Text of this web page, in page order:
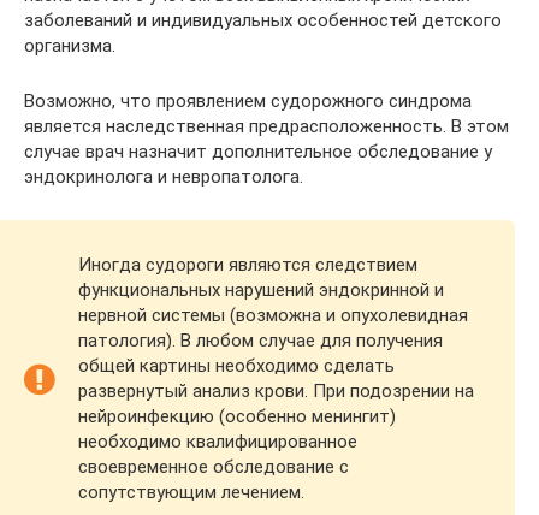
заболеваний и индивидуальных особенностей детского
организма.
Возможно, что проявлением судорожного синдрома
является наследственная предрасположенность. В этом
случае врач назначит дополнительное обследование у
эндокринолога и невропатолога.
Иногда судороги являются следствием
функциональных нарушений эндокринной и
нервной системы (возможна и опухолевидная
патология). В любом случае для получения
общей картины необходимо сделать
развернутый анализ крови. При подозрении на
нейроинфекцию (особенно менингит)
необходимо квалифицированное
своевременное обследование с
сопутствующим лечением.